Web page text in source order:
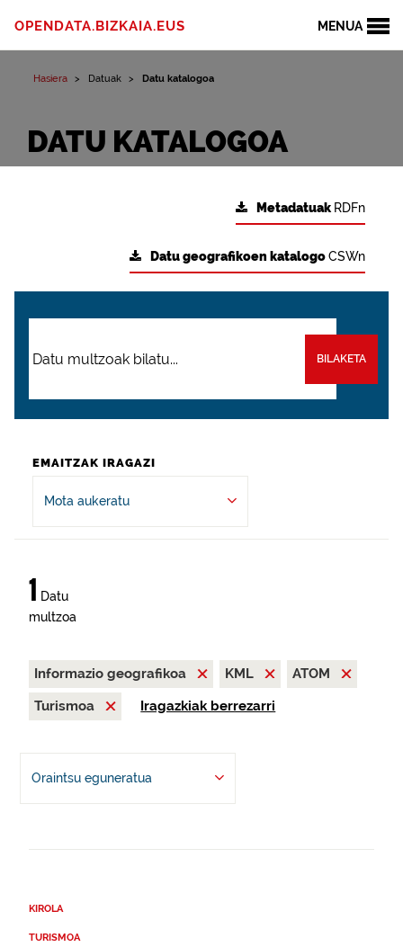
MENUA
OPENDATA.BIZKAIA.EUS
Hasiera Datuak Datu katalogoa
DATU KATALOGOA
Metadatuak RDFn
Datu geografikoen katalogoCSWn
BILAKETA
EMAITZAK IRAGAZI
Mota aukeratu
1 Datu
multzoa
Informazio geografikoa KML
ATOM
Turismoa
Iragazkiak berrezarri
Oraintsu eguneratua
KIROLA
TURISMOA